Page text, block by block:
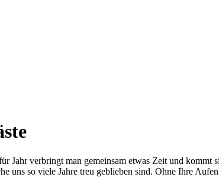
Jahr verbringt man gemeinsam etwas Zeit und
uns so viele Jahre treu geblieben sind. Ohne Ihre